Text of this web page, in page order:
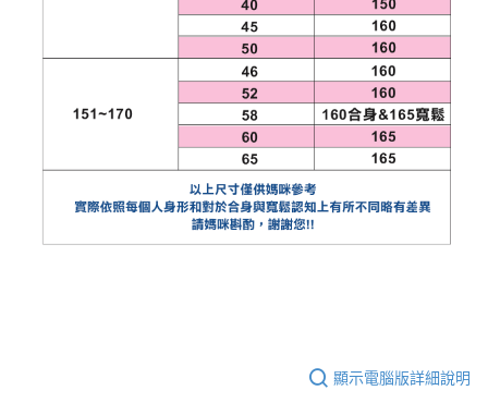
顯示電腦版詳細說明